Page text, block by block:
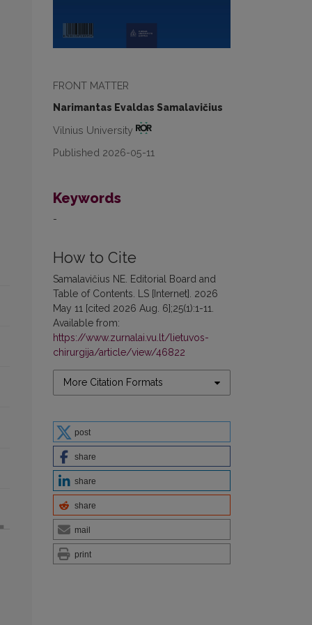
FRONT MATTER
Narimantas Evaldas Samalavičius
Vilnius University
Published 2026-05-11
Keywords
-
How to Cite
Samalavičius NE. Editorial Board and
Table of Contents. LS [Internet]. 2026
May 11 [cited 2026 Aug. 6];25(1):1-11.
Available from:
https://www.zurnalai.vu.lt/lietuvos-
chirurgija/article/view/46822
More Citation Formats
post
share
share
share
mail
print